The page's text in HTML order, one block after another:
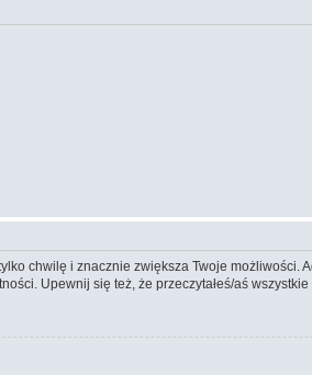
chwilę i znacznie zwiększa Twoje
Upewnij się też, że przeczytałeś/aś